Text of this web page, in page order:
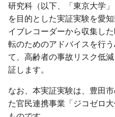
研究科（以下、「東京大学
を目的とした実証実験を愛
イブレコーダーから収集し
転のためのアドバイスを行
て、高齢者の事故リスク低
証します。
なお、本実証実験は、豊田
た官民連携事業「ジコゼロ